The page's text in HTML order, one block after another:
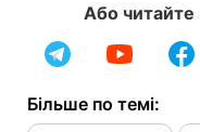
Або читайте
Більше по темі: